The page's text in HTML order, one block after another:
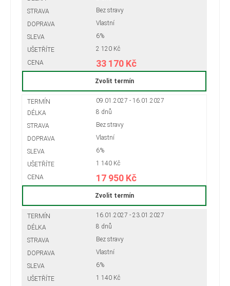
Bez stravy
Vlastní
6%
2 120 Kč
33 170 Kč
Zvolit termín
09.01.2027 - 16.01.2027
8 dnů
Bez stravy
Vlastní
6%
1 140 Kč
17 950 Kč
Zvolit termín
16.01.2027 - 23.01.2027
8 dnů
Bez stravy
Vlastní
6%
1 140 Kč